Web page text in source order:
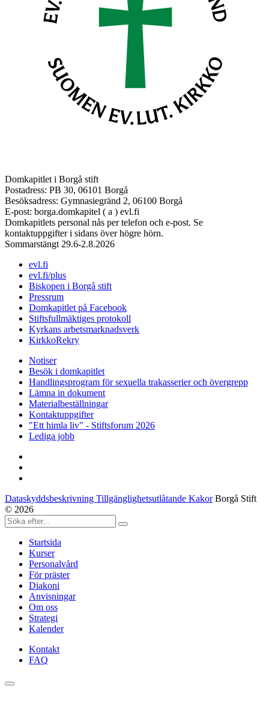
Domkapitlet i Borgå stift
Postadress: PB 30, 06101 Borgå
Besöksadress: Gymnasiegränd 2, 06100 Borgå
E-post: borga.domkapitel ( a ) evl.fi
Domkapitlets personal nås per telefon och e-post. Se
kontaktuppgifter i sidans över högre hörn.
Sommarstängt 29.6-2.8.2026
evl.fi
evl.fi/plus
Biskopen i Borgå stift
Pressrum
Domkapitlet på Facebook
Stiftsfullmäktiges protokoll
Kyrkans arbetsmarknadsverk
KirkkoRekry
Notiser
Besök i domkapitlet
Handlingsprogram för sexuella trakasserier och övergrepp
Lämna in dokument
Materialbeställningar
Kontaktuppgifter
"Ett himla liv" - Stiftsforum 2026
Lediga jobb
Dataskyddsbeskrivning Tillgänglighetsutlåtande Kakor Borgå Stift
© 2026
Startsida
Kurser
Personalvård
För präster
Diakoni
Anvisningar
Om oss
Strategi
Kalender
Kontakt
FAQ